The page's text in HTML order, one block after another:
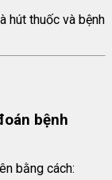
hút thuốc và bệnh
bệnh
bằng cách: